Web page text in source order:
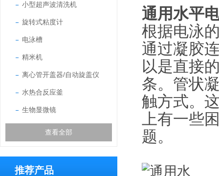
小型超声波清洗机
旋转式粘度计
电泳槽
精米机
离心管开盖器/自动旋盖仪
水热合反应釜
生物显微镜
查看全部
推荐产品
通用水平
根据电泳
通过凝胶
以是直接
条。管状
触方式。
上有一些
题。